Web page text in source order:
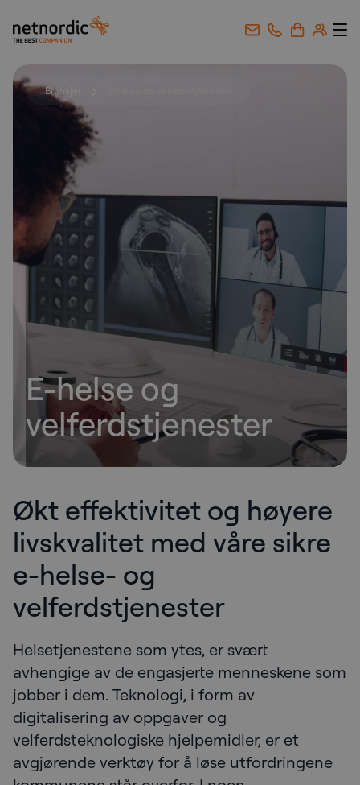
NetNordic Norway
Bransjer
E-helse og
velferdstjenester
Økt effektivitet og høyere
livskvalitet med våre sikre
e-helse- og
velferdstjenester
Helsetjenestene som ytes, er svært
avhengige av de engasjerte menneskene som
jobber i dem. Teknologi, i form av
digitalisering av oppgaver og
velferdsteknologiske hjelpemidler, er et
avgjørende verktøy for å løse utfordringene